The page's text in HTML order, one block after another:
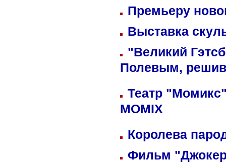
Премьеру
Выставка
"Великий
Полевым,
Театр
MOMIX
Королева
Фильм